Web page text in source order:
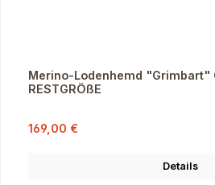
Merino-Lodenhemd "Grimbart"
RESTGRÖßE
Verkaufspreis:
169,00 €
Details